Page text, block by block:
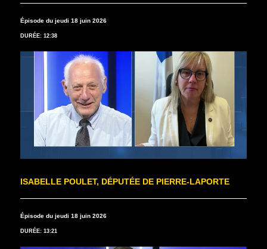
Épisode du jeudi 18 juin 2026
DURÉE: 12:38
ISABELLE POULET, DÉPUTÉE DE PIERRE-LAPORTE
Épisode du jeudi 18 juin 2026
DURÉE: 13:21